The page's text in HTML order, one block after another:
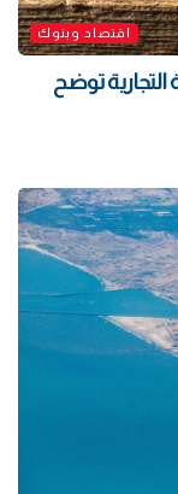
اقتصاد وبنوك
التجارية توضح